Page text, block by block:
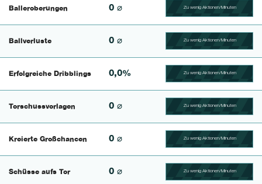
Balleroberungen 0 ⌀ Zu wenig Aktionen/Minuten
Ballverluste 0 ⌀ Zu wenig Aktionen/Minuten
Erfolgreiche Dribblings 0,0% Zu wenig Aktionen/Minuten
Torschussvorlagen 0 ⌀ Zu wenig Aktionen/Minuten
Kreierte Großchancen 0 ⌀ Zu wenig Aktionen/Minuten
Schüsse aufs Tor 0 ⌀ Zu wenig Aktionen/Minuten